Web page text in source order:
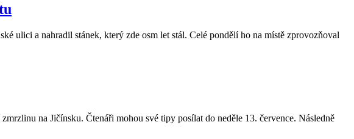
ulici a nahradil stánek, který zde osm let stál. Celé pondělí ho na místě zprovozňoval
na Jičínsku. Čtenáři mohou své tipy posílat do neděle 13. července. Následně